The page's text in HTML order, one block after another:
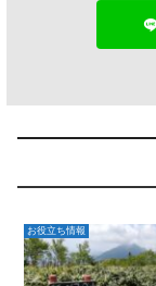
お役立ち情報